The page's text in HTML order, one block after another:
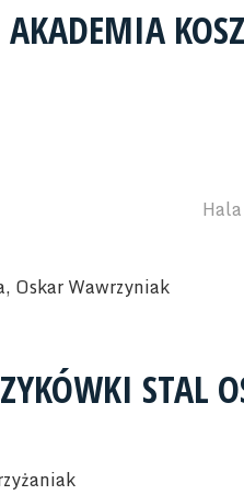
AKADEMIA
Oskar Wawrzyniak
STAL